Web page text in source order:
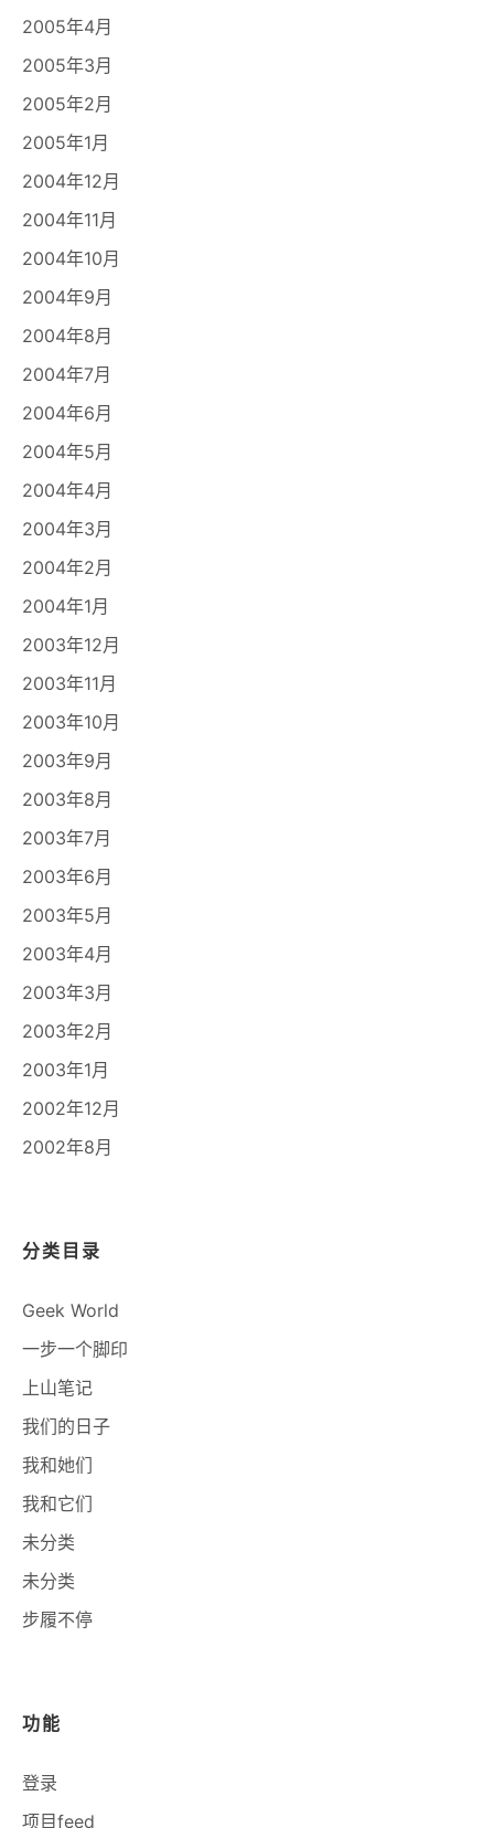
2005年4月
2005年3月
2005年2月
2005年1月
2004年12月
2004年11月
2004年10月
2004年9月
2004年8月
2004年7月
2004年6月
2004年5月
2004年4月
2004年3月
2004年2月
2004年1月
2003年12月
2003年11月
2003年10月
2003年9月
2003年8月
2003年7月
2003年6月
2003年5月
2003年4月
2003年3月
2003年2月
2003年1月
2002年12月
2002年8月
分类目录
Geek World
一步一个脚印
上山笔记
我们的日子
我和她们
我和它们
未分类
未分类
步履不停
功能
登录
项目feed